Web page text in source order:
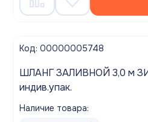
Код: 00000005748
ШЛАНГ ЗАЛИВНОЙ 3,0 м ЗИП-ФЛЕКС в
индив.упак.
Наличие товара: